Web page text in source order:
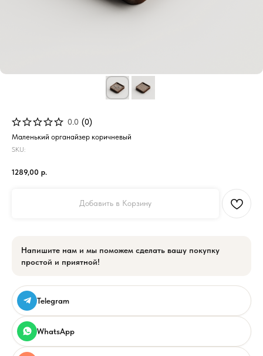
0.0 (0)
Маленький органайзер коричневый
SKU:
1289,00 р.
Добавить в Корзину
Напишите нам и мы поможем сделать вашу покупку
простой и приятной!
Telegram
WhatsApp